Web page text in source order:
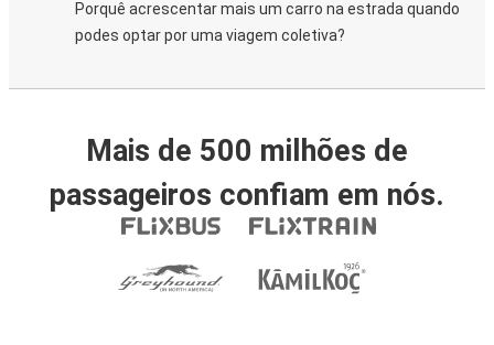
Porquê acrescentar mais um carro na estrada quando
podes optar por uma viagem coletiva?
Mais de 500 milhões de
passageiros confiam em nós.